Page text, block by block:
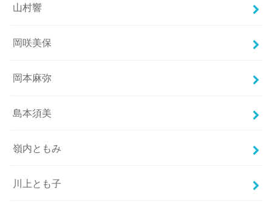
山村響
岡咲美保
岡本麻弥
島本須美
嶺内ともみ
川上とも子